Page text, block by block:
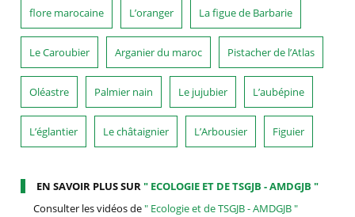
flore marocaine L’oranger La figue de Barbarie
Le Caroubier Arganier du maroc Pistacher de l’Atlas
Oléastre Palmier nain Le jujubier L’aubépine
L’églantier Le châtaignier L’Arbousier Figuier
EN SAVOIR PLUS SUR" ECOLOGIE ET DE TSGJB - AMDGJB "
Consulter les vidéos de" Ecologie et de TSGJB - AMDGJB "